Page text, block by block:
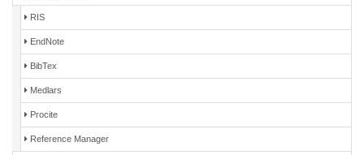
RIS
EndNote
BibTex
Medlars
Procite
Reference Manager